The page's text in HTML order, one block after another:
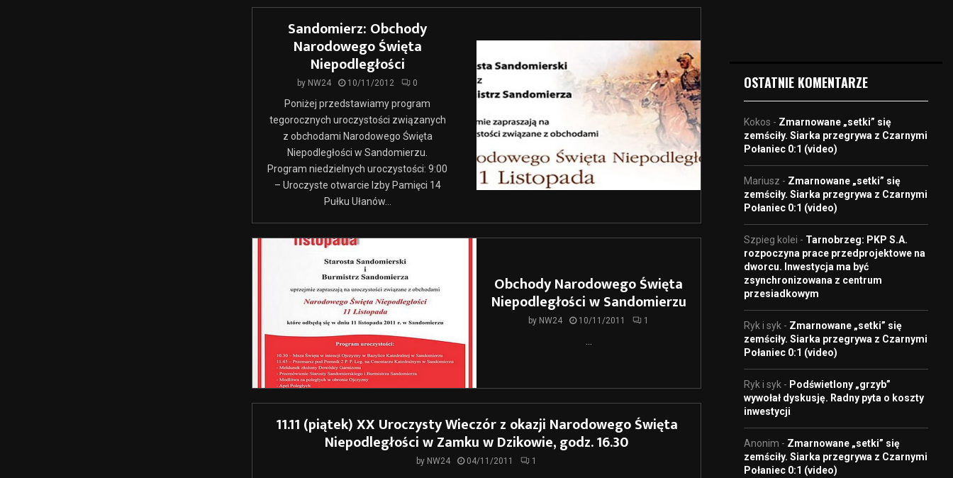
Sandomierz: Obchody
Narodowego Święta
Niepodległości
by NW24 10/11/2012 0
Poniżej przedstawiamy program
tegorocznych uroczystości związanych
z obchodami Narodowego Święta
Niepodległości w Sandomierzu.
Program niedzielnych uroczystości: 9:00
– Uroczyste otwarcie Izby Pamięci 14
Pułku Ułanów...
Obchody Narodowego Święta
Niepodległości w Sandomierzu
by NW24 10/11/2011 1
...
11.11 (piątek) XX Uroczysty Wieczór z okazji Narodowego Święta
Niepodległości w Zamku w Dzikowie, godz. 16.30
by NW24 04/11/2011 1
e
o
OSTATNIE KOMENTARZE
Kokos - Zmarnowane „setki” się
zemściły. Siarka przegrywa z Czarnymi
Połaniec 0:1 (video)
Mariusz - Zmarnowane „setki” się
zemściły. Siarka przegrywa z Czarnymi
Połaniec 0:1 (video)
Szpieg kolei - Tarnobrzeg: PKP S.A.
rozpoczyna prace przedprojektowe na
dworcu. Inwestycja ma być
zsynchronizowana z centrum
przesiadkowym
Ryk i syk - Zmarnowane „setki” się
zemściły. Siarka przegrywa z Czarnymi
Połaniec 0:1 (video)
Ryk i syk - Podświetlony „grzyb”
wywołał dyskusję. Radny pyta o koszty
inwestycji
Anonim - Zmarnowane „setki” się
zemściły. Siarka przegrywa z Czarnymi
Połaniec 0:1 (video)